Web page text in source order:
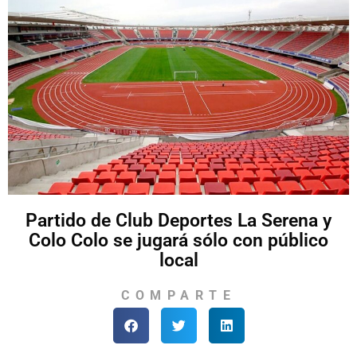
Partido de Club Deportes La Serena y
Colo Colo se jugará sólo con público
local
COMPARTE